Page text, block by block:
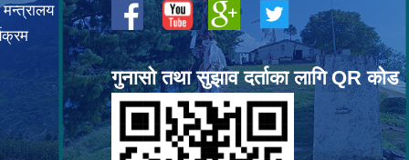
गुनासो तथा सुझाव दर्ताका लागि QR कोड